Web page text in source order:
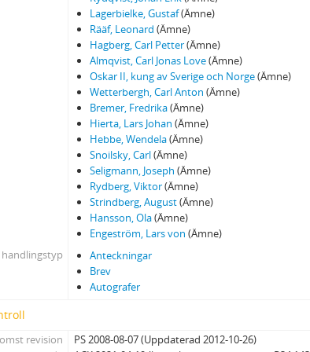
Warburgs autografsamling: M - V
Brev från C. J. L. Almquist till Atterbom (1832-1840), 59 st.; därjämte
till Warburgska samlingen. Upprättat 1919 av Sune
föreläsningar vid Göteborgs högskola
H. T., filologen Heimdall. ABC Bok
till Karl Warburg
i ett interfolierat exemplar av "Barkén,
Lagerbielke, Gustaf(Ämne)
Rääf, Leonard (Ämne)
Hagberg, Carl Petter(Ämne)
Almqvist, Carl Jonas Love(Ämne)
Oskar II, kung av Sverige och Norge(Ämne)
Wetterbergh, Carl Anton (Ämne)
Bremer, Fredrika(Ämne)
Hierta, Lars Johan (Ämne)
Hebbe, Wendela(Ämne)
Snoilsky, Carl(Ämne)
Seligmann, Joseph (Ämne)
Rydberg, Viktor(Ämne)
Strindberg, August(Ämne)
Hansson, Ola(Ämne)
Engeström, Lars von (Ämne)
Anteckningar
Brev
Autografer
revision
PS 2008-08-07 (Uppdaterad 2012-10-26)